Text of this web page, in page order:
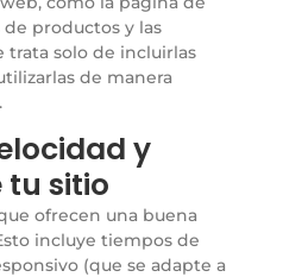
productos y las
trata solo de incluirlas
de manera
y
tu sitio
ofrecen una buena
incluye tiempos de
(que se adapte a